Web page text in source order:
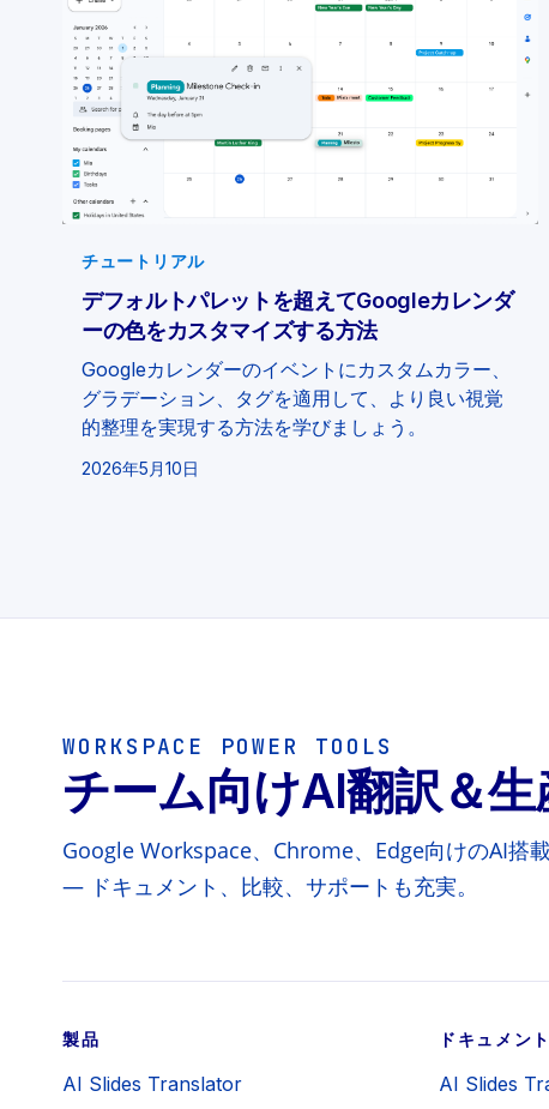
チュートリアル
デフォルトパレットを超えてGoogleカレンダ
ーの色をカスタマイズする方法
Googleカレンダーのイベントにカスタムカラー、
グラデーション、タグを適用して、より良い視覚
的整理を実現する方法を学びましょう。
2026年5月10日
WORKSPACE POWER TOOLS
チーム向けAI翻訳＆生
Google Workspace、Chrome、Edge向けのAI搭
— ドキュメント、比較、サポートも充実。
製品
AI Slides Translator
ドキュメント
AI Slides